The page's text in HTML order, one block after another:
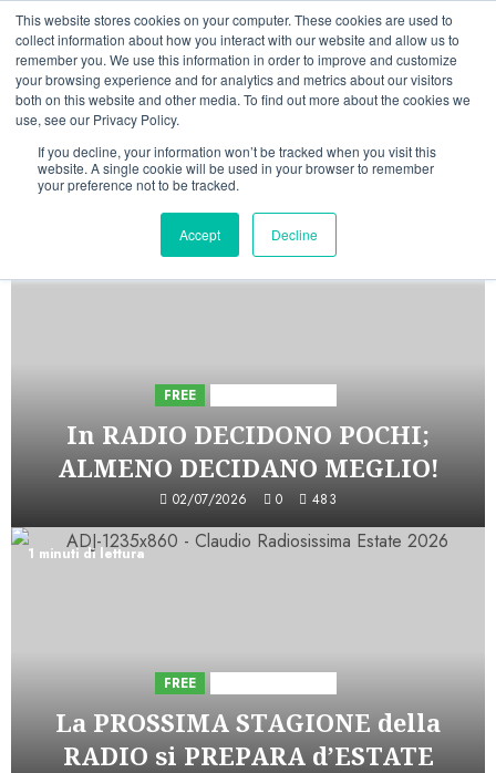
This website stores cookies on your computer. These cookies are used to
collect information about how you interact with our website and allow us to
remember you. We use this information in order to improve and customize
your browsing experience and for analytics and metrics about our visitors
both on this website and other media. To find out more about the cookies we
use, see our Privacy Policy.
If you decline, your information won’t be tracked when you visit this
website. A single cookie will be used in your browser to remember
your preference not to be tracked.
Accept Decline
Vai
contenuto
10/08/202606:16:43
LinkedinFacebook
X TelegramWhatsappMastodon
INIZIATIVE ASTORRI
FREE
In RADIO DECIDONO POCHI;
ALMENO DECIDANO MEGLIO!
02/07/2026 0 483
1 minuti di lettura
FREE
La PROSSIMA STAGIONE della
RADIO si PREPARA d’ESTATE